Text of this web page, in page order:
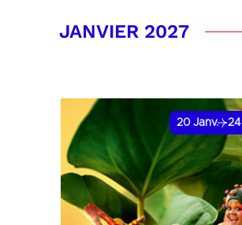
JANVIER 2027
20 Janv. 24